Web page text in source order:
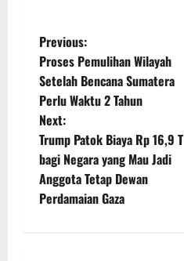
P
o
s
t
n
a
Previous:
Proses Pemulihan Wilayah
Setelah Bencana Sumatera
Perlu Waktu 2 Tahun
Next:
Trump Patok Biaya Rp 16,9 T
bagi Negara yang Mau Jadi
Anggota Tetap Dewan
Perdamaian Gaza